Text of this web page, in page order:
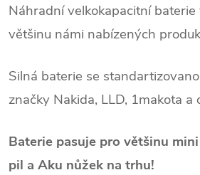
Náhradní velkokapacitní baterie
většinu námi nabízených
Silná baterie se
značky Nakida, LLD, 1makota a
Baterie pasuje pro většinu
pil a Aku nůžek na trhu!